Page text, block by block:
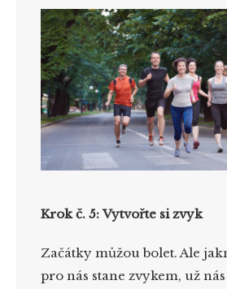
Krok č. 5: Vytvořte si zvyk
Začátky můžou bolet. Ale
pro nás stane zvykem, už